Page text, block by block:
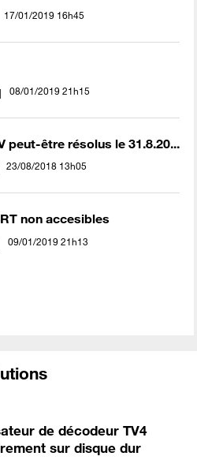
‎17/01/2019 16h45
‎08/01/2019 21h15
peut-être résolus le 31.8.20...
‎23/08/2018 13h05
non accesibles
‎09/01/2019 21h13
de décodeur TV4
sur disque dur